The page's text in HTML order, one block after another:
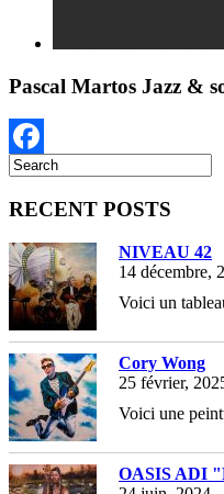
Pascal Martos Jazz &
Facebook
RECENT POSTS
NIVEAU 42
14 décembre,
Voici un
Cory Wong
25 février,
Voici une
OASIS ADI